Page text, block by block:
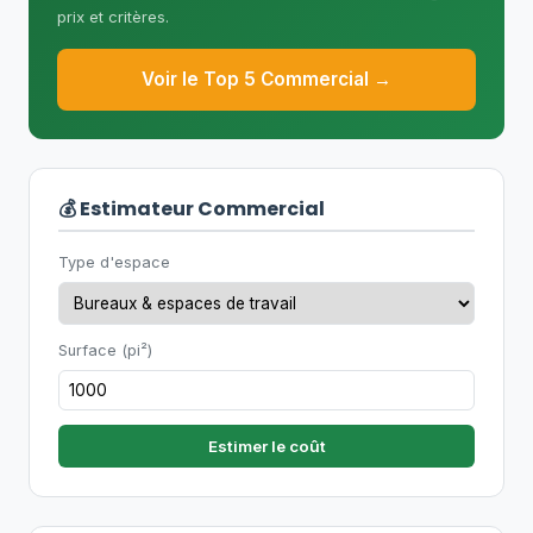
selon le type de bâtiment.
prix et critères.
Voir le Top 5 Commercial →
💰 Estimateur Commercial
Type d'espace
Surface (pi²)
Estimer le coût